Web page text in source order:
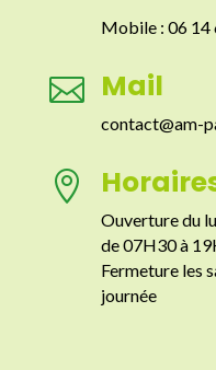
Mobile : 06 14
 Mail
contact@am-

Ouverture du
de 07H30 à
Fermeture les
journée